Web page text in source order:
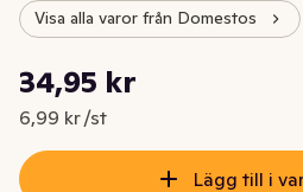
Visa alla varor från Domestos
Nuvarande pris är: 34,95 kr
34,95 kr
6,99 kr /st
Styckpris: 6,99 kr /st
Lägg till i